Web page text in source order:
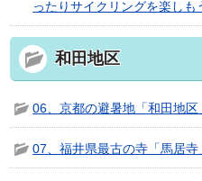
ったりサイクリングを楽しも
和田地区
06、京都の避暑地「和田地区
07、福井県最古の寺「馬居寺